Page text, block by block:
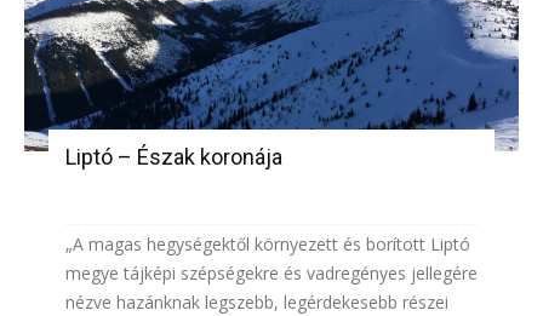
Liptó – Észak koronája
„A magas hegységektől környezett és borított Liptó
megye tájképi szépségekre és vadregényes jellegére
nézve hazánknak legszebb, legérdekesebb részei